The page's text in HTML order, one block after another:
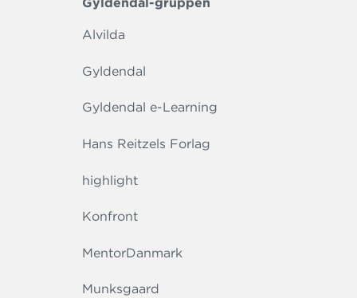
Alvilda
Gyldendal
Gyldendal e-Learning
Hans Reitzels Forlag
highlight
Konfront
MentorDanmark
Munksgaard